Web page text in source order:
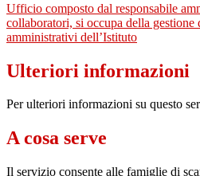
Ufficio composto dal responsabile
collaboratori, si occupa della
amministrativi dell’Istituto
Ulteriori informazioni
Per ulteriori informazioni su questo
A cosa serve
Il servizio consente alle famiglie di